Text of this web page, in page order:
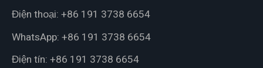
Điện thoại: +86 191 3738 6654
WhatsApp: +86 191 3738 6654
Điện tín: +86 191 3738 6654